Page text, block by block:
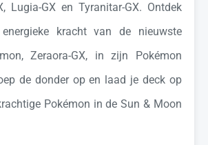
Lugia-GX en Tyranitar-GX. Ontdek
kracht van de nieuwste
Zeraora-GX, in zijn Pokémon
de donder op en laad je deck op
Pokémon in de Sun & Moon